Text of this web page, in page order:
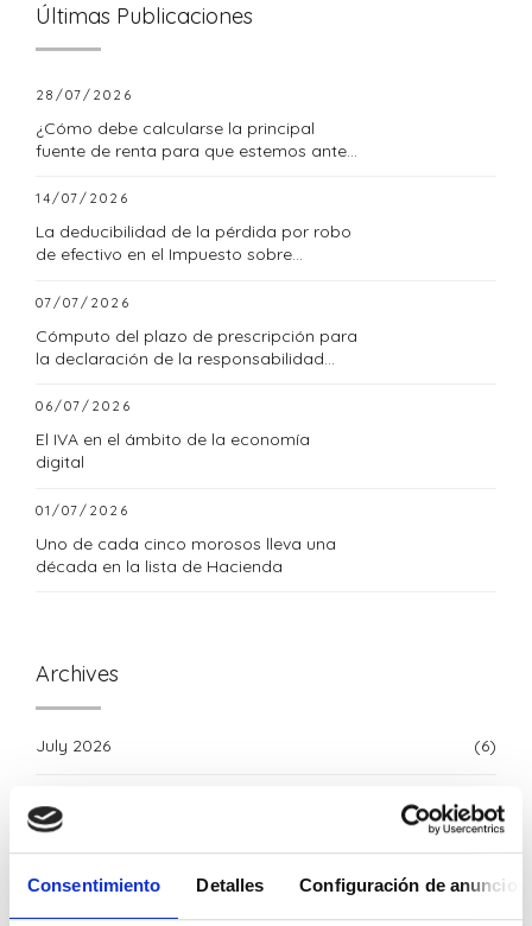
Consentimiento Detalles Configuración de anuncios
Últimas Publicaciones
28/07/2026
¿Cómo debe calcularse la principal
fuente de renta para que estemos ante
14/07/2026
La deducibilidad de la pérdida por robo
de efectivo en el Impuesto sobre
07/07/2026
Cómputo del plazo de prescripción para
la declaración de la responsabilidad
06/07/2026
El IVA en el ámbito de la economía
digital
01/07/2026
Uno de cada cinco morosos lleva una
década en la lista de Hacienda
Archives
July 2026 (6)
June 2026 (8)
May 2026 (4)
April 2026 (6)